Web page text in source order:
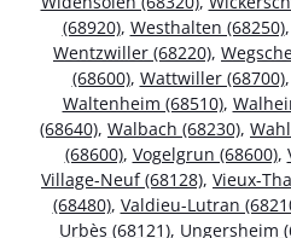
(68920), Westhalten (68250),
Wentzwiller (68220),
(68600), Wattwiller (68700),
Waltenheim (68510),
(68640), Walbach (68230),
(68600), Vogelgrun (68600),
Village-Neuf (68128), Vieux-
(68480), Valdieu-Lutran
Urbès (68121), Ungersheim